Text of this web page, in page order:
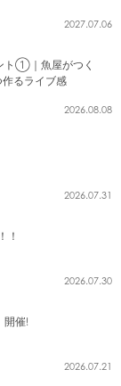
2027.07.06
ト①｜魚屋がつく
作るライブ感
2026.08.08
2026.07.31
！
2026.07.30
開催!
2026.07.21